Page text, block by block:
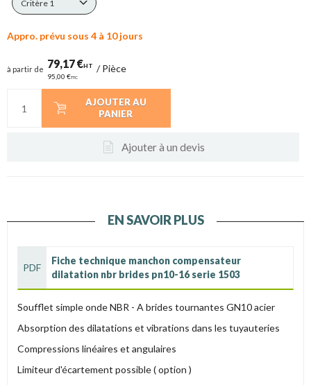
Critère 1
Appro. prévu sous 4 à 10 jours
à partir de 79,17 €HT
95,00 €TTC
/Pièce
AJOUTER AU
PANIER
Ajouter à un devis
EN SAVOIR PLUS
PDF
Fiche technique manchon compensateur
dilatation nbr brides pn10-16 serie 1503
Soufflet simple onde NBR - A brides tournantes GN10 acier
Absorption des dilatations et vibrations dans les tuyauteries
Compressions linéaires et angulaires
Limiteur d'écartement possible ( option )